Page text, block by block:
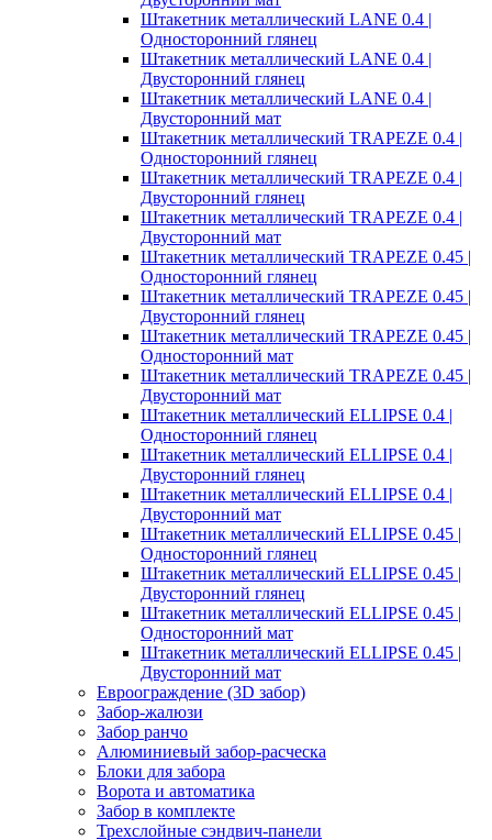
Штакетник металлический LANE 0.4 |
Односторонний глянец
Штакетник металлический LANE 0.4 |
Двусторонний глянец
Штакетник металлический LANE 0.4 |
Двусторонний мат
Штакетник металлический TRAPEZE 0.4 |
Односторонний глянец
Штакетник металлический TRAPEZE 0.4 |
Двусторонний глянец
Штакетник металлический TRAPEZE 0.4 |
Двусторонний мат
Штакетник металлический TRAPEZE 0.45 |
Односторонний глянец
Штакетник металлический TRAPEZE 0.45 |
Двусторонний глянец
Штакетник металлический TRAPEZE 0.45 |
Односторонний мат
Штакетник металлический TRAPEZE 0.45 |
Двусторонний мат
Штакетник металлический ELLIPSE 0.4 |
Односторонний глянец
Штакетник металлический ELLIPSE 0.4 |
Двусторонний глянец
Штакетник металлический ELLIPSE 0.4 |
Двусторонний мат
Штакетник металлический ELLIPSE 0.45 |
Односторонний глянец
Штакетник металлический ELLIPSE 0.45 |
Двусторонний глянец
Штакетник металлический ELLIPSE 0.45 |
Односторонний мат
Штакетник металлический ELLIPSE 0.45 |
Двусторонний мат
Евроограждение (3D забор)
Забор-жалюзи
Забор ранчо
Алюминиевый забор-расческа
Блоки для забора
Ворота и автоматика
Забор в комплекте
Трехслойные сэндвич-панели